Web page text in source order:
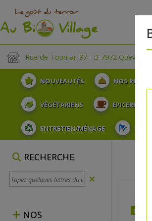
Rue de Tournai, 97 - B-7972
NOUVEAUTÉS NOS
VÉGÉTARIENS EPICERIE
ENTRETIEN/MÉNAGE
RECHERCHE
NOS dès